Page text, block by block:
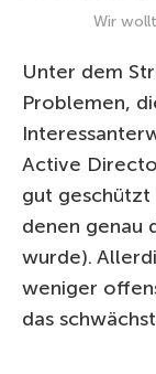
Wir
Unter dem
Problemen,
Active
gut geschützt
denen genau
wurde).
weniger
das